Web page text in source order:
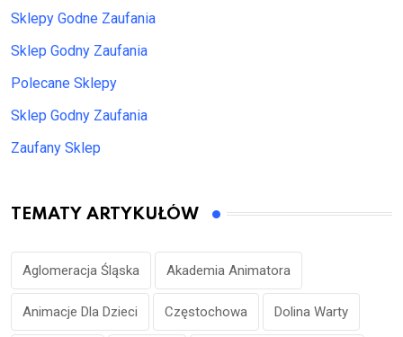
Sklepy Godne Zaufania
Sklep Godny Zaufania
Polecane Sklepy
Sklep Godny Zaufania
Zaufany Sklep
TEMATY ARTYKUŁÓW
Aglomeracja Śląska Akademia Animatora
Animacje Dla Dzieci Częstochowa Dolina Warty